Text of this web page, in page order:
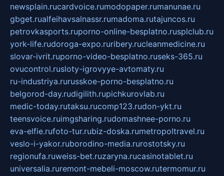
newsplain.rucardvoice.rumodopaper.rumanunae.ru
gbget.rualfeihavsalnassr.rumadoma.rutajuncos.ru
petrovkasports.ruporno-online-besplatno.rusplclub.ru
york-life.rudoroga-expo.ruribery.rucleanmedicine.ru
slovar-ivrit.ruporno-video-besplatno.ruseks-365.ru
ovucontrol.rusloty-igrovyye-avtomaty.ru
ru-industriya.rurusskoe-porno-besplatno.ru
belgorod-day.rudigilith.rupichkurovlab.ru
medic-today.rutaksu.rucomp123.rudon-ykt.ru
teensvoice.ruimgsharing.rudomashnee-porno.ru
eva-elfie.rufoto-tur.rubiz-doska.rumetropoltravel.ru
veslo-i-yakor.ruborodino-media.rurostotsky.ru
regionufa.ruweiss-bet.ruzaryna.rucasinotablet.ru
universalia.ruremont-mebeli-moscow.rutermomur.ru